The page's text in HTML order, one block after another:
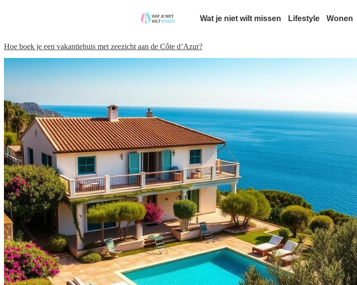
Wat je niet wilt missen Lifestyle Wonen
Hoe boek je een vakantiehuis met zeezicht aan de Côte d’Azur?